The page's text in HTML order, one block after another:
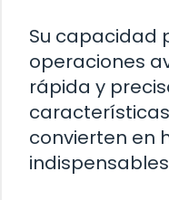
Su capacidad
operaciones
rápida y
convierten en